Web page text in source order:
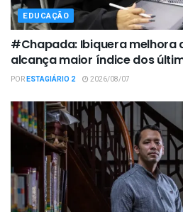
EDUCAÇÃO
#Chapada: Ibiquera melhora
alcança maior índice dos
PORESTAGIÁRIO 2 2026/08/07